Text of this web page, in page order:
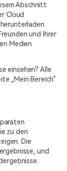
Abschnitt
Cloud
und Ihrer
Medien
einsehen? Alle
„Mein Bereich“
zu den
Die
und